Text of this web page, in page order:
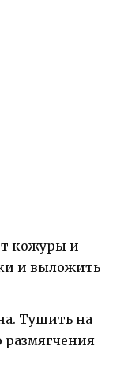
кожуры и
и выложить
Тушить на
размягчения